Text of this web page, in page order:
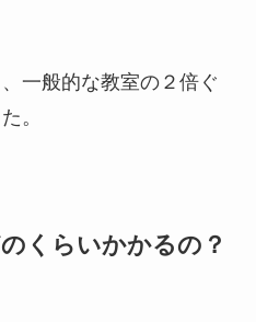
一般的な教室の２倍ぐ
。
くらいかかるの？